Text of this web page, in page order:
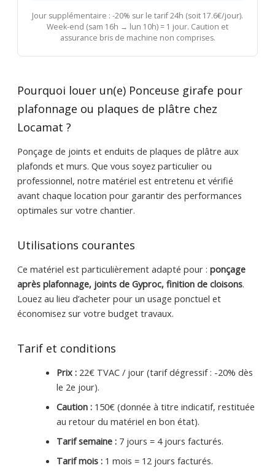
Jour supplémentaire : -20% sur le tarif 24h (soit 17.6€/jour).
Week-end (sam 16h → lun 10h) = 1 jour. Caution et
assurance bris de machine non comprises.
Pourquoi louer un(e) Ponceuse girafe pour
plafonnage ou plaques de plâtre chez
Locamat ?
Ponçage de joints et enduits de plaques de plâtre aux
plafonds et murs. Que vous soyez particulier ou
professionnel, notre matériel est entretenu et vérifié
avant chaque location pour garantir des performances
optimales sur votre chantier.
Utilisations courantes
Ce matériel est particulièrement adapté pour : ponçage
après plafonnage, joints de Gyproc, finition de cloisons.
Louez au lieu d’acheter pour un usage ponctuel et
économisez sur votre budget travaux.
Tarif et conditions
Prix :22€ TVAC / jour (tarif dégressif : -20% dès
le 2e jour).
Caution :150€ (donnée à titre indicatif, restituée
au retour du matériel en bon état).
Tarif semaine :7 jours = 4 jours facturés.
Tarif mois :1 mois = 12 jours facturés.